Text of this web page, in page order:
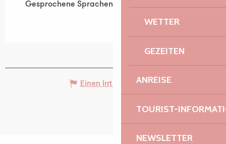
WETTER
GEZEITEN
ANREISE
TOURIST-
NEWSLETTER
Gesprochene Sprachen
Gesprochene Sprachen
Einen Irrtum angeben